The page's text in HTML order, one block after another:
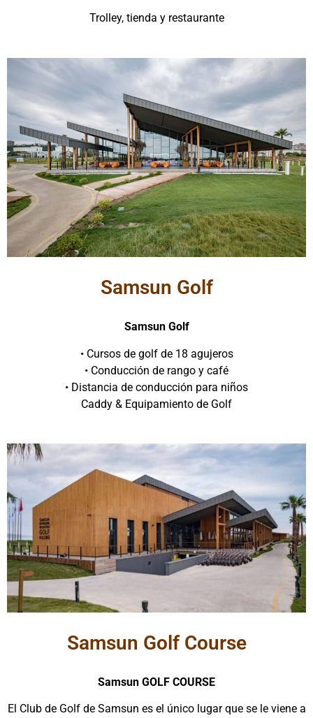
Trolley, tienda y restaurante
Samsun Golf
Samsun Golf
• Cursos de golf de 18 agujeros
• Conducción de rango y café
• Distancia de conducción para niños
Caddy & Equipamiento de Golf
Samsun Golf Course
Samsun GOLF COURSE
El Club de Golf de Samsun es el único lugar que se le viene a